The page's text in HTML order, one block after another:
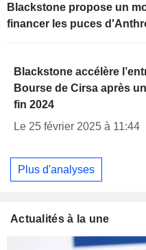
Blackstone propose un
financer les puces
Blackstone accélère
Bourse de Cirsa après
fin 2024
Le 25 février 2025 à 11:44
Plus d'analyses
Actualités à la une